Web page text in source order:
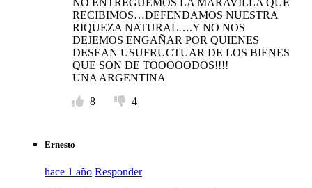
NO ENTREGUEMOS LA MARAVILLA QUE
RECIBIMOS…DEFENDAMOS NUESTRA
RIQUEZA NATURAL….Y NO NOS
DEJEMOS ENGAÑAR POR QUIENES
DESEAN USUFRUCTUAR DE LOS BIENES
QUE SON DE TOOOOODOS!!!!
UNA ARGENTINA
8
4
Ernesto
hace 1 año Responder